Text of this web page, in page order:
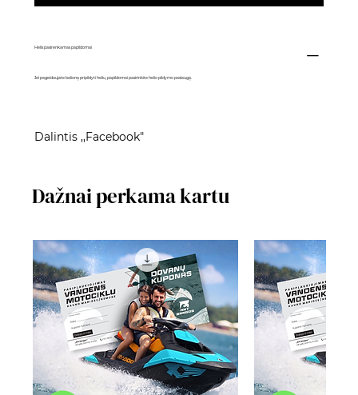
Helis pasirenkamas papildomai
Jei pageidaujate balioną pripildyti heliu, papildomai pasirinkitehelio pildymo paslaugą.
Dalintis ,,Facebook"
Dažnai perkama kartu